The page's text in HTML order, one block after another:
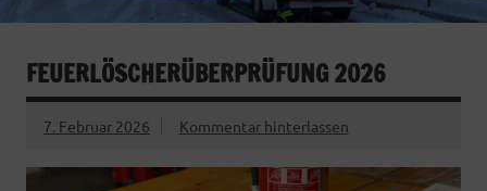
FEUERLÖSCHERÜBERPRÜFUNG 2026
7. Februar 2026 Kommentar hinterlassen